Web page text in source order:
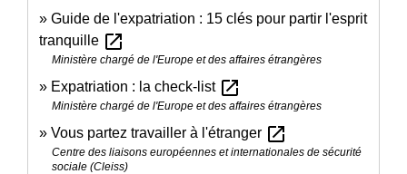
Guide de l'expatriation : 15 clés pour partir l'esprit
tranquille open_in_new
Ministère chargé de l'Europe et des affaires étrangères
Expatriation : la check-list open_in_new
Ministère chargé de l'Europe et des affaires étrangères
Vous partez travailler à l'étranger open_in_new
Centre des liaisons européennes et internationales de sécurité
sociale (Cleiss)